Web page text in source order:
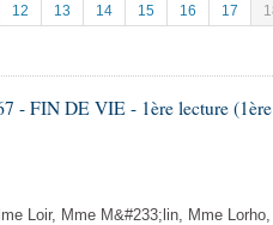
12 13 14 15 16 17
- FIN DE VIE - 1ère lecture
Loir, Mme M&#233;lin, Mme